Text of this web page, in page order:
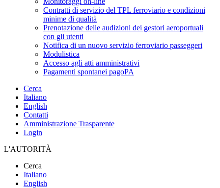
Contratti di servizio del TPL ferroviario e condizioni
minime di qualità
Prenotazione delle audizioni dei gestori aeroportuali
con gli utenti
Notifica di un nuovo servizio ferroviario passeggeri
Modulistica
Accesso agli atti amministrativi
Pagamenti spontanei pagoPA
Cerca
Italiano
English
Contatti
Amministrazione Trasparente
Login
L'AUTORITÀ
Cerca
Italiano
English